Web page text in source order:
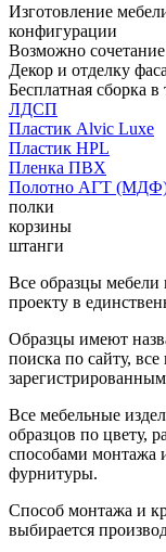
Изготовление
конфигурации
Возможно
Декор и отделку
Бесплатная сборка
ЛДСП
Пластик Alvic Luxe
Пластик HPL
Пленка ПВХ
Полотно АГТ
полки
корзины
штанги
Все образцы
проекту в
Образцы имеют
поиска по сайту,
Все мебельные
образцов по цвету,
способами монтажа
фурнитуры.
Способ монтажа и
выбирается